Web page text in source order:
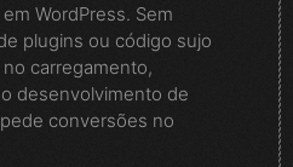
WordPress. Sem
plugins ou código sujo
carregamento,
desenvolvimento de
conversões no